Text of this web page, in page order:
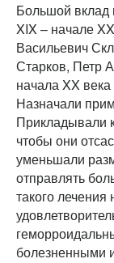
Большой вклад
XIX – начале
Васильевич
Старков, Петр
начала XX
Назначали
Прикладывали
чтобы они
уменьшали
отправлять
такого лечения
болезненными